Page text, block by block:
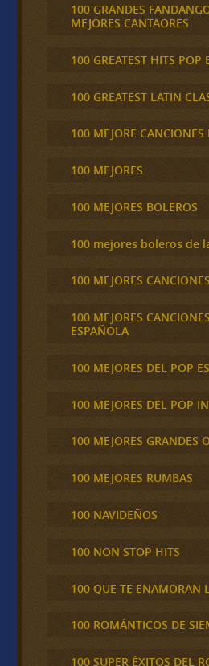
100 GRANDES
MEJORES CANTAORES
100 GREATEST HITS POP
100 GREATEST LATIN
100 MEJORE CANCIONES
100 MEJORES
100 MEJORES BOLEROS
100 mejores boleros de
100 MEJORES
100 MEJORES
ESPAÑOLA
100 MEJORES DEL POP
100 MEJORES DEL POP
100 MEJORES GRANDES
100 MEJORES RUMBAS
100 NAVIDEÑOS
100 NON STOP HITS
100 QUE TE ENAMORAN
100 ROMÁNTICOS DE
100 SUPER ÉXITOS DEL